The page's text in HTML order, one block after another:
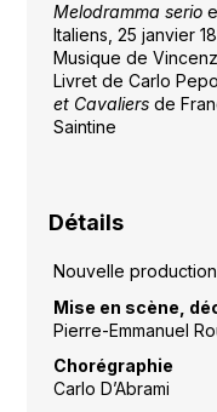
Melodramma serio
Italiens, 25 janvier
Musique de
Livret de Carlo
et Cavaliers de
Saintine
Détails
Nouvelle production
Mise en scène,
Pierre-Emmanuel
Chorégraphie
Carlo D’Abrami